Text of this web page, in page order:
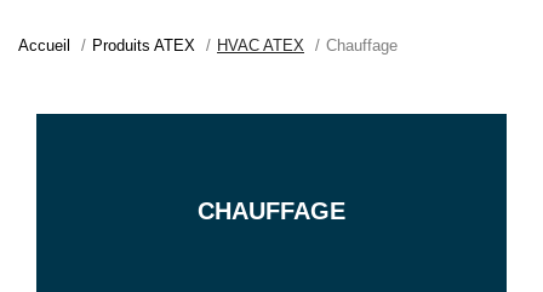
Accueil Produits ATEX HVAC ATEX Chauffage
CHAUFFAGE